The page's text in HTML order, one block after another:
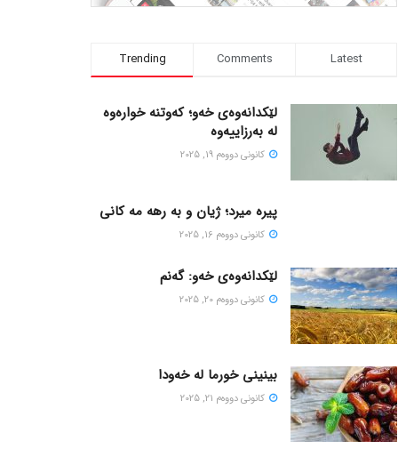
Trending Comments Latest
لێکدانەوەی خەو؛ کەوتنە خوارەوە
لە بەرزاییەوە
كانونی دووه‌م 19, 2025
پیره میرد؛ ژیان و به رهه مه کانی
كانونی دووه‌م 16, 2025
لێکدانەوەی خەو: گەنم
كانونی دووه‌م 20, 2025
بینینی خورما لە خەودا
كانونی دووه‌م 21, 2025